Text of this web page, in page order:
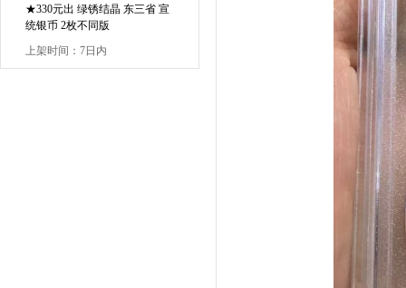
★330元出 绿锈结晶 东三省 宣
统银币 2枚不同版
上架时间：7日内